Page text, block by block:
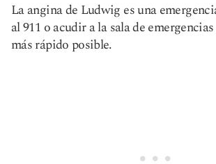
La angina de Ludwig es una
al 911 o acudir a la sala de
más rápido posible.